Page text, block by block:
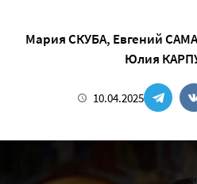
Мария СКУБА, Евгений
Юлия
10.04.2025